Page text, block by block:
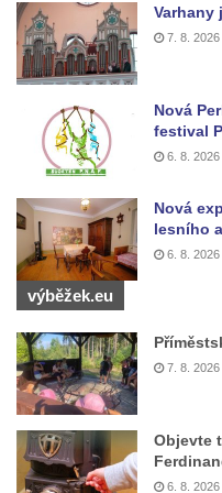
Českých Budějovicích
Socha svatého Václava
Pamětní deska Tomáše
na radnici v Českých
Českých Budějovicích
Pamětní deska Josefa
biskupské rezidenci v
Budějovicích
Socha žáby u rybníčku
Kamenném Újezdě
Pamětní kámen
Újezd a Krauchthal v
Kamenném Újezdě
Varhany
7. 8. 2026
Nová
festival
6. 8. 2026
Nová
lesního
6. 8. 2026
výběžek.eu
7. 8. 2026
Objevte
6. 8. 2026